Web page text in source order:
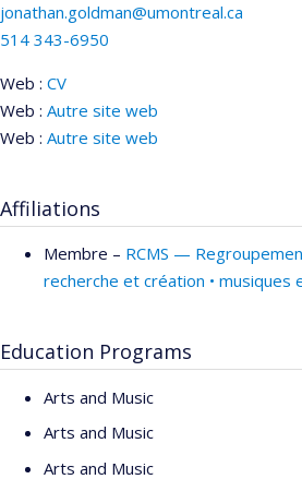
jonathan.goldman@umontreal.ca
514 343-6950
Web : CV
Web : Autre site web
Web : Autre site web
Affiliations
Membre – RCMS —
recherche et création • musiques
Education Programs
Arts and Music
Arts and Music
Arts and Music